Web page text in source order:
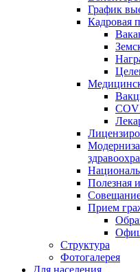
График
Кадровая
Полезная
Прием
Структура
Фотогалерея
Для населения